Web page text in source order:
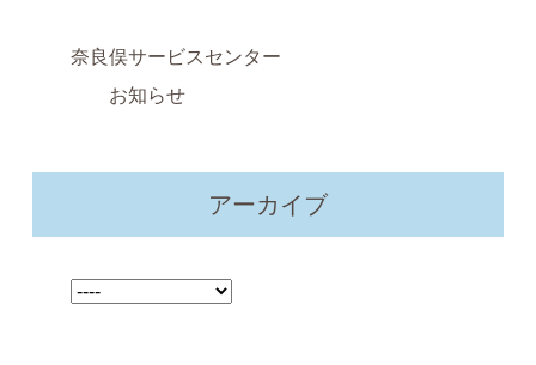
奈良俣サービスセンター
お知らせ
アーカイブ